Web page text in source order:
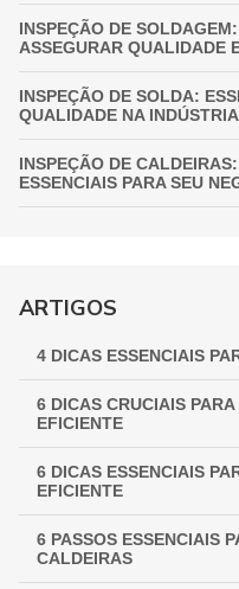
INSPEÇÃO DE
ASSEGURAR QUALIDADE
INSPEÇÃO DE SOLDA:
QUALIDADE NA INDÚSTRIA
INSPEÇÃO DE
ESSENCIAIS PARA SEU
GUIA COMPLETO DE
GARANTINDO
INSPEÇÃO NR 13:
CONFORMIDADE EM
ARTIGOS
4 DICAS ESSENCIAIS
6 DICAS CRUCIAIS
EFICIENTE
6 DICAS ESSENCIAIS
EFICIENTE
6 PASSOS ESSENCIAIS
CALDEIRAS